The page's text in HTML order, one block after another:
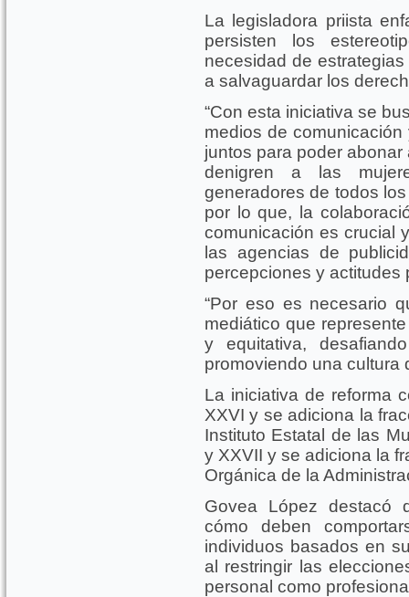
La legisladora priista
persisten los
necesidad de
a salvaguardar los
“Con esta iniciativa se
medios de
juntos para poder
denigren a las
generadores de todos
por lo que, la
comunicación es crucial
las agencias de
percepciones y actitudes
“Por eso es necesario
mediático que
y equitativa,
promoviendo una cultura
La iniciativa de reforma
XXVI y se adiciona la
Instituto Estatal de las
y XXVII y se adiciona la
Orgánica de la
Govea López destacó
cómo deben
individuos basados en
al restringir las
personal como